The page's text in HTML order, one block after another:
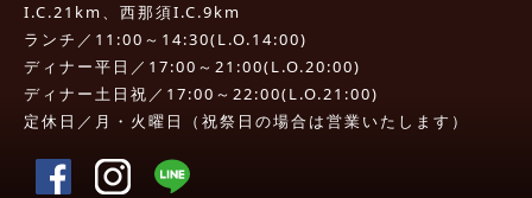
I.C.21km、西那須I.C.9km
ランチ／11:00～14:30(L.O.14:00)
ディナー平日／17:00～21:00(L.O.20:00)
ディナー土日祝／17:00～22:00(L.O.21:00)
定休日／月・火曜日（祝祭日の場合は営業いたします）